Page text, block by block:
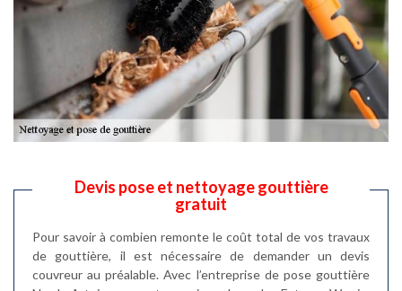
Devis pose et nettoyage gouttière
gratuit
Pour savoir à combien remonte le coût total de vos travaux
de gouttière, il est nécessaire de demander un devis
couvreur au préalable. Avec l’entreprise de pose gouttière